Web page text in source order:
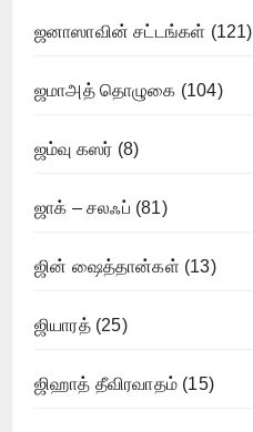
ஜனாஸாவின் சட்டங்கள் (121)
ஜமாஅத் தொழுகை (104)
ஜம்வு கஸர் (8)
ஜாக் – சலஃப் (81)
ஜின் ஷைத்தான்கள் (13)
ஜியாரத்(25)
ஜிஹாத் தீவிரவாதம் (15)